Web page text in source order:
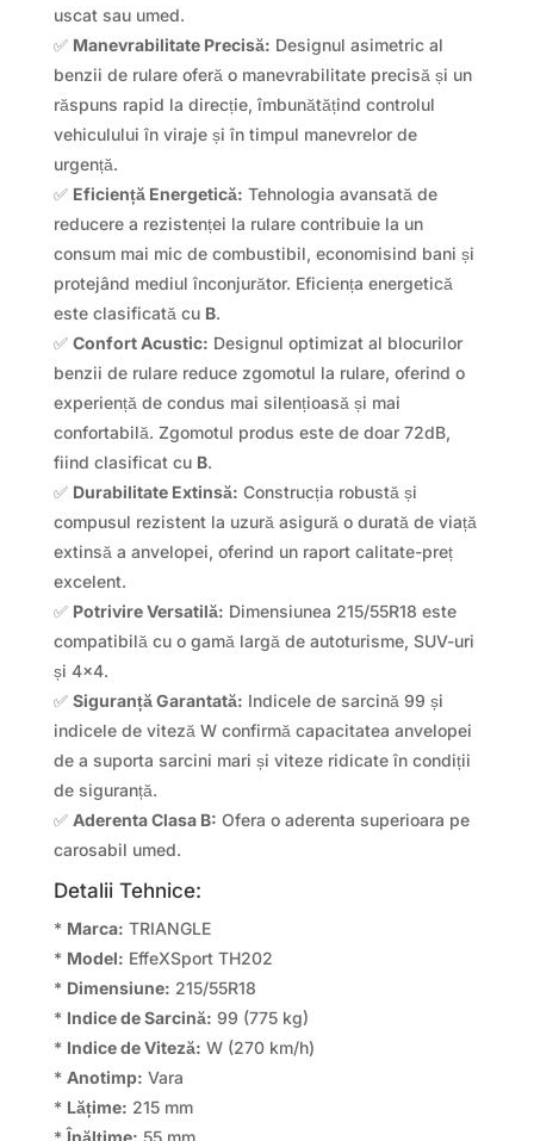
uscat sau umed.
✅ Manevrabilitate Precisă: Designul asimetric al
benzii de rulare oferă o manevrabilitate precisă și un
răspuns rapid la direcție, îmbunătățind controlul
vehiculului în viraje și în timpul manevrelor de
urgență.
✅ Eficiență Energetică: Tehnologia avansată de
reducere a rezistenței la rulare contribuie la un
consum mai mic de combustibil, economisind bani și
protejând mediul înconjurător. Eficiența energetică
este clasificată cu B.
✅ Confort Acustic: Designul optimizat al blocurilor
benzii de rulare reduce zgomotul la rulare, oferind o
experiență de condus mai silențioasă și mai
confortabilă. Zgomotul produs este de doar 72dB,
fiind clasificat cu B.
✅ Durabilitate Extinsă: Construcția robustă și
compusul rezistent la uzură asigură o durată de viață
extinsă a anvelopei, oferind un raport calitate-preț
excelent.
✅ Potrivire Versatilă: Dimensiunea 215/55R18 este
compatibilă cu o gamă largă de autoturisme, SUV-uri
și 4×4.
✅ Siguranță Garantată: Indicele de sarcină 99 și
indicele de viteză W confirmă capacitatea anvelopei
de a suporta sarcini mari și viteze ridicate în condiții
de siguranță.
✅ Aderenta Clasa B: Ofera o aderenta superioara pe
carosabil umed.
Detalii Tehnice:
* Marca: TRIANGLE
* Model: EffeXSport TH202
* Dimensiune: 215/55R18
* Indice de Sarcină: 99 (775 kg)
* Indice de Viteză: W (270 km/h)
* Anotimp: Vara
* Lățime: 215 mm